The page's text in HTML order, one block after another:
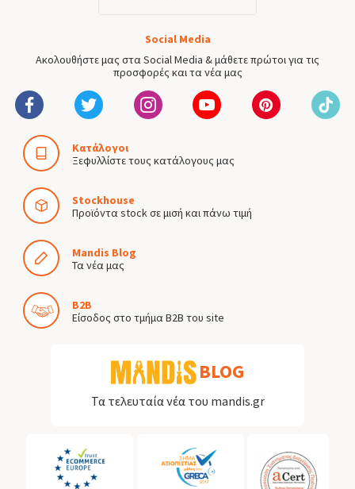
Social Media
Ακολουθήστε μας στα Social Media & μάθετε πρώτοι για τις
προσφορές και τα νέα μας
Κατάλογοι
Ξεφυλλίστε τους κατάλογους μας
Stockhouse
Προϊόντα stock σε μισή και πάνω τιμή
Mandis Blog
Τα νέα μας
B2B
Είσοδος στο τμήμα B2B του site
BLOG
Τα τελευταία νέα του mandis.gr